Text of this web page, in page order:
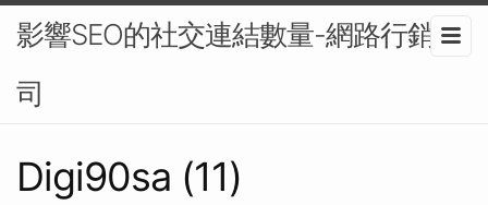
影響SEO的社交連結數量-網路行銷公
司
Digi90sa (11)